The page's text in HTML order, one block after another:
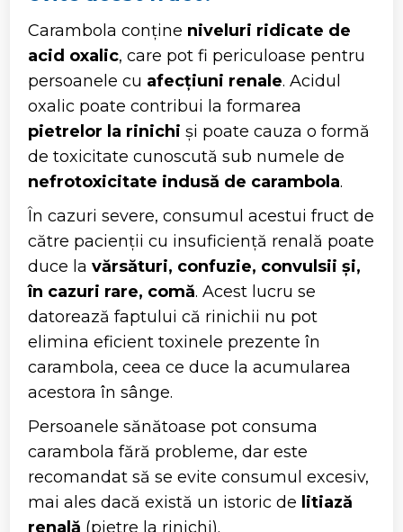
Carambola conține niveluri ridicate de
acid oxalic, care pot fi periculoase pentru
persoanele cu afecțiuni renale. Acidul
oxalic poate contribui la formarea
pietrelor la rinichi și poate cauza o formă
de toxicitate cunoscută sub numele de
nefrotoxicitate indusă de carambola.
În cazuri severe, consumul acestui fruct de
către pacienții cu insuficiență renală poate
duce lavărsături, confuzie, convulsii și,
în cazuri rare, comă. Acest lucru se
datorează faptului că rinichii nu pot
elimina eficient toxinele prezente în
carambola, ceea ce duce la acumularea
acestora în sânge.
Persoanele sănătoase pot consuma
carambola fără probleme, dar este
recomandat să se evite consumul excesiv,
mai ales dacă există un istoric de litiază
renală (pietre la rinichi).